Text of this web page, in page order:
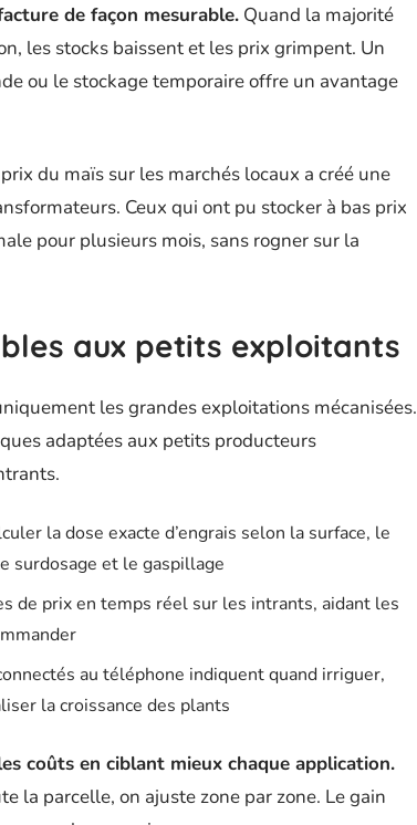
de façon mesurable. Quand la majorité
les stocks baissent et les prix grimpent. Un
ou le stockage temporaire offre un avantage
du maïs sur les marchés locaux a créé une
Ceux qui ont pu stocker à bas prix
pour plusieurs mois, sans rogner sur la
aux petits exploitants
les grandes exploitations mécanisées.
adaptées aux petits producteurs
la dose exacte d’engrais selon la surface, le
surdosage et le gaspillage
de prix en temps réel sur les intrants, aidant les
au téléphone indiquent quand irriguer,
la croissance des plants
coûts en ciblant mieux chaque application.
la parcelle, on ajuste zone par zone. Le gain